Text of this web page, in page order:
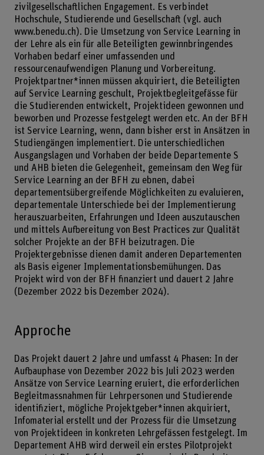
zivilgesellschaftlichen Engagement. Es verbindet
Hochschule, Studierende und Gesellschaft (vgl. auch
www.benedu.ch). Die Umsetzung von Service Learning in
der Lehre als ein für alle Beteiligten gewinnbringendes
Vorhaben bedarf einer umfassenden und
ressourcenaufwendigen Planung und Vorbereitung.
Projektpartner*innen müssen akquiriert, die Beteiligten
auf Service Learning geschult, Projektbegleitgefässe für
die Studierenden entwickelt, Projektideen gewonnen und
beworben und Prozesse festgelegt werden etc. An der BFH
ist Service Learning, wenn, dann bisher erst in Ansätzen in
Studiengängen implementiert. Die unterschiedlichen
Ausgangslagen und Vorhaben der beide Departemente S
und AHB bieten die Gelegenheit, gemeinsam den Weg für
Service Learning an der BFH zu ebnen, dabei
departementsübergreifende Möglichkeiten zu evaluieren,
departementale Unterschiede bei der Implementierung
herauszuarbeiten, Erfahrungen und Ideen auszutauschen
und mittels Aufbereitung von Best Practices zur Qualität
solcher Projekte an der BFH beizutragen. Die
Projektergebnisse dienen damit anderen Departementen
als Basis eigener Implementationsbemühungen. Das
Projekt wird von der BFH finanziert und dauert 2 Jahre
(Dezember 2022 bis Dezember 2024).
Approche
Das Projekt dauert 2 Jahre und umfasst 4 Phasen: In der
Aufbauphase von Dezember 2022 bis Juli 2023 werden
Ansätze von Service Learning eruiert, die erforderlichen
Begleitmassnahmen für Lehrpersonen und Studierende
identifiziert, mögliche Projektgeber*innen akquiriert,
Infomaterial erstellt und der Prozess für die Umsetzung
von Projektideen in konkreten Lehrgefässen festgelegt. Im
Departement AHB wird derweil ein erstes Pilotprojekt